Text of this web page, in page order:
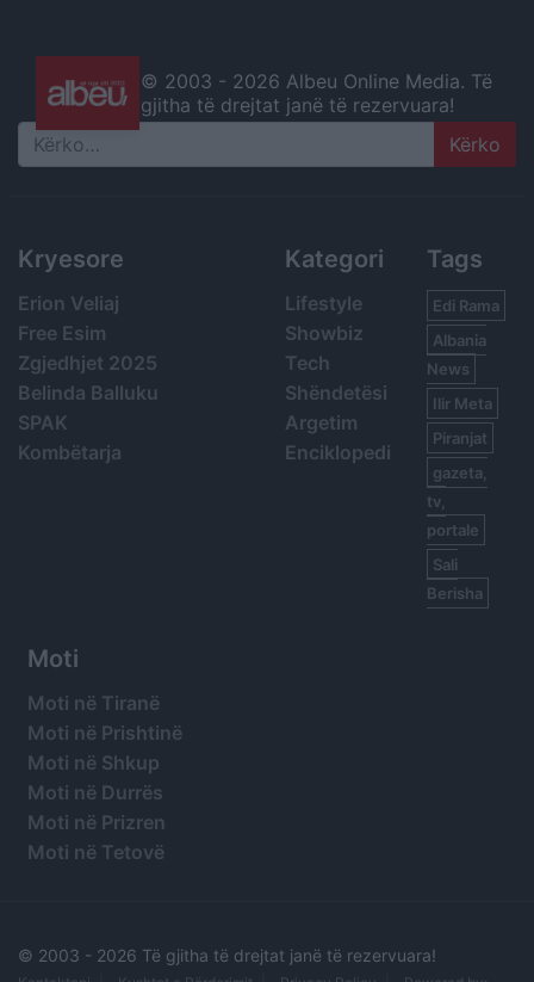
© 2003 - 2026 Albeu Online Media. Të
gjitha të drejtat janë të rezervuara!
Search
Kryesore
Erion Veliaj
Free Esim
Zgjedhjet 2025
Belinda Balluku
SPAK
Kombëtarja
Kategori
Lifestyle
Showbiz
Tech
Shëndetësi
Argetim
Enciklopedi
Tags
Edi Rama
Albania
News
Ilir Meta
Piranjat
gazeta,
tv,
portale
Sali
Berisha
Moti
Moti në Tiranë
Moti në Prishtinë
Moti në Shkup
Moti në Durrës
Moti në Prizren
Moti në Tetovë
© 2003 - 2026 Të gjitha të drejtat janë të rezervuara!